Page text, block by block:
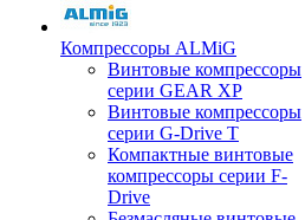
Компрессоры ALMiG
Винтовые компрессоры
серии GEAR XP
Винтовые компрессоры
серии G-Drive T
Компактные винтовые
компрессоры серии F-
Drive